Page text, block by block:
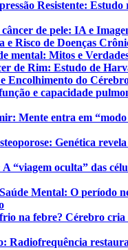
Resistente: Estudo
de pele: IA e
Risco de Doenças
mental: Mitos e
de Rim: Estudo de
Encolhimento do
e capacidade
Mente entra em “modo
Genética
“viagem oculta” das
Mental: O período
na febre? Cérebro
Radiofrequência